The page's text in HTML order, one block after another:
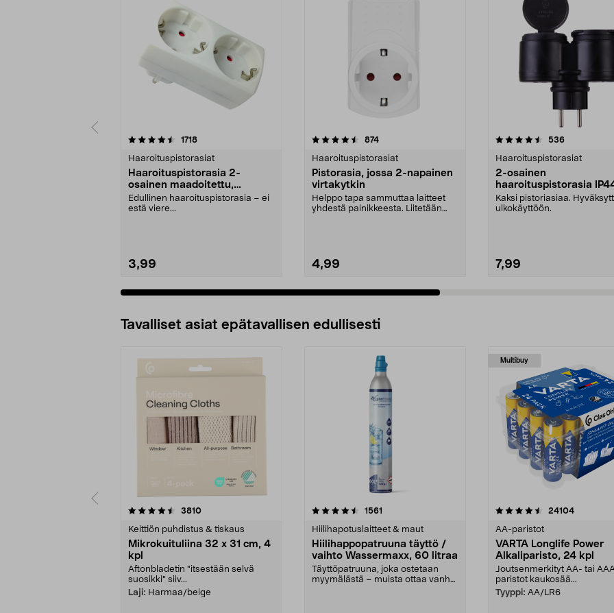
1718arvostelut
Haaroituspistorasiat
Haaroituspistorasia 2-
osainen maadoitettu,
sisäkäyttöön
Edullinen haaroituspistorasia – ei
estä viere...
3,99
4.5 viidestä
874arvostelut
Haaroituspistorasiat
Pistorasia, jossa 2-napainen
virtakytkin
Helppo tapa sammuttaa laitteet
yhdestä painikkeesta. Liitetään
4,99
4.5 viidestä
536arvostelut
Haaroituspistorasiat
2-osainen
haaroituspistorasia
Kaksi pistoriasiaa.
ulkokäyttöön.
7,99
4.5 viidestä
Tavalliset asiat epätavallisen edullisesti
3810arvostelut
Keittiön puhdistus & tiskaus
Mikrokuituliina 32 x 31 cm, 4
kpl
Aftonbladetin "itsestään selvä
suosikki" siiv...
Laji: Harmaa/beige
4.5viidestä
1561
Hiilihapotuslaitteet & maut
Hiilihappopatruuna täyttö /
vaihto Wassermaxx, 60 litraa
Täyttöpatruuna, joka ostetaan
myymälästä – muista ottaa vanha
Multibuy
4.5viidestä
24104arvostelut
AA-paristot
VARTA Longlife Power
Alkaliparisto, 24 kpl
Joutsenmerkityt AA- tai
paristot kaukosää...
Tyyppi: AA/LR6
4.5viidestä